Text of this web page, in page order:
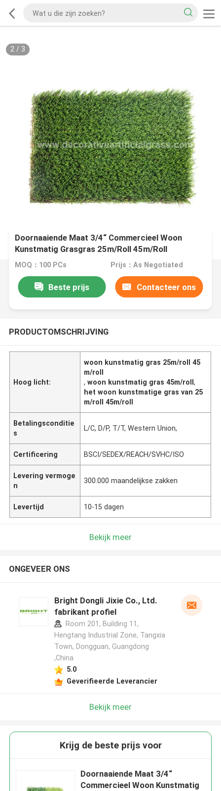
2/ 3
Doornaaiende Maat 3/4“ Commercieel Woon
Kunstmatig Grasgras 25m/Roll 45m/Roll
MOQ：100 PCs Prijs：As Negotiated
Beste prijs Contacteer ons
PRODUCTOMSCHRIJVING
Hoog licht:
woon kunstmatig gras 25m/roll 45
m/roll
,woon kunstmatig gras 45m/roll,
het woon kunstmatige gras van 25
m/roll 45m/roll
Betalingsconditie
s
L/C, D/P, T/T, Western Union,
Certificering BSCI/SEDEX/REACH/SVHC/ISO
Levering vermoge
n
300.000 maandelijkse zakken
Levertijd 10-15 dagen
Bekijk meer
ONGEVEER ONS
Bright Dongli Jixie Co., Ltd.
fabrikant profiel
Room 201, Building 11,
Hengtang Industrial Zone, Tangxia
Town, Dongguan, Guangdong
,China
5.0
Geverifieerde Leverancier
Bekijk meer
Krijg de beste prijs voor
Doornaaiende Maat 3/4“
Commercieel Woon Kunstmatig